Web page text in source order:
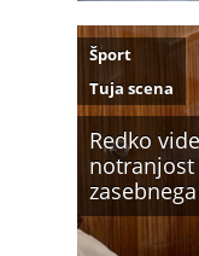
Redko
Šport
Tuja scena